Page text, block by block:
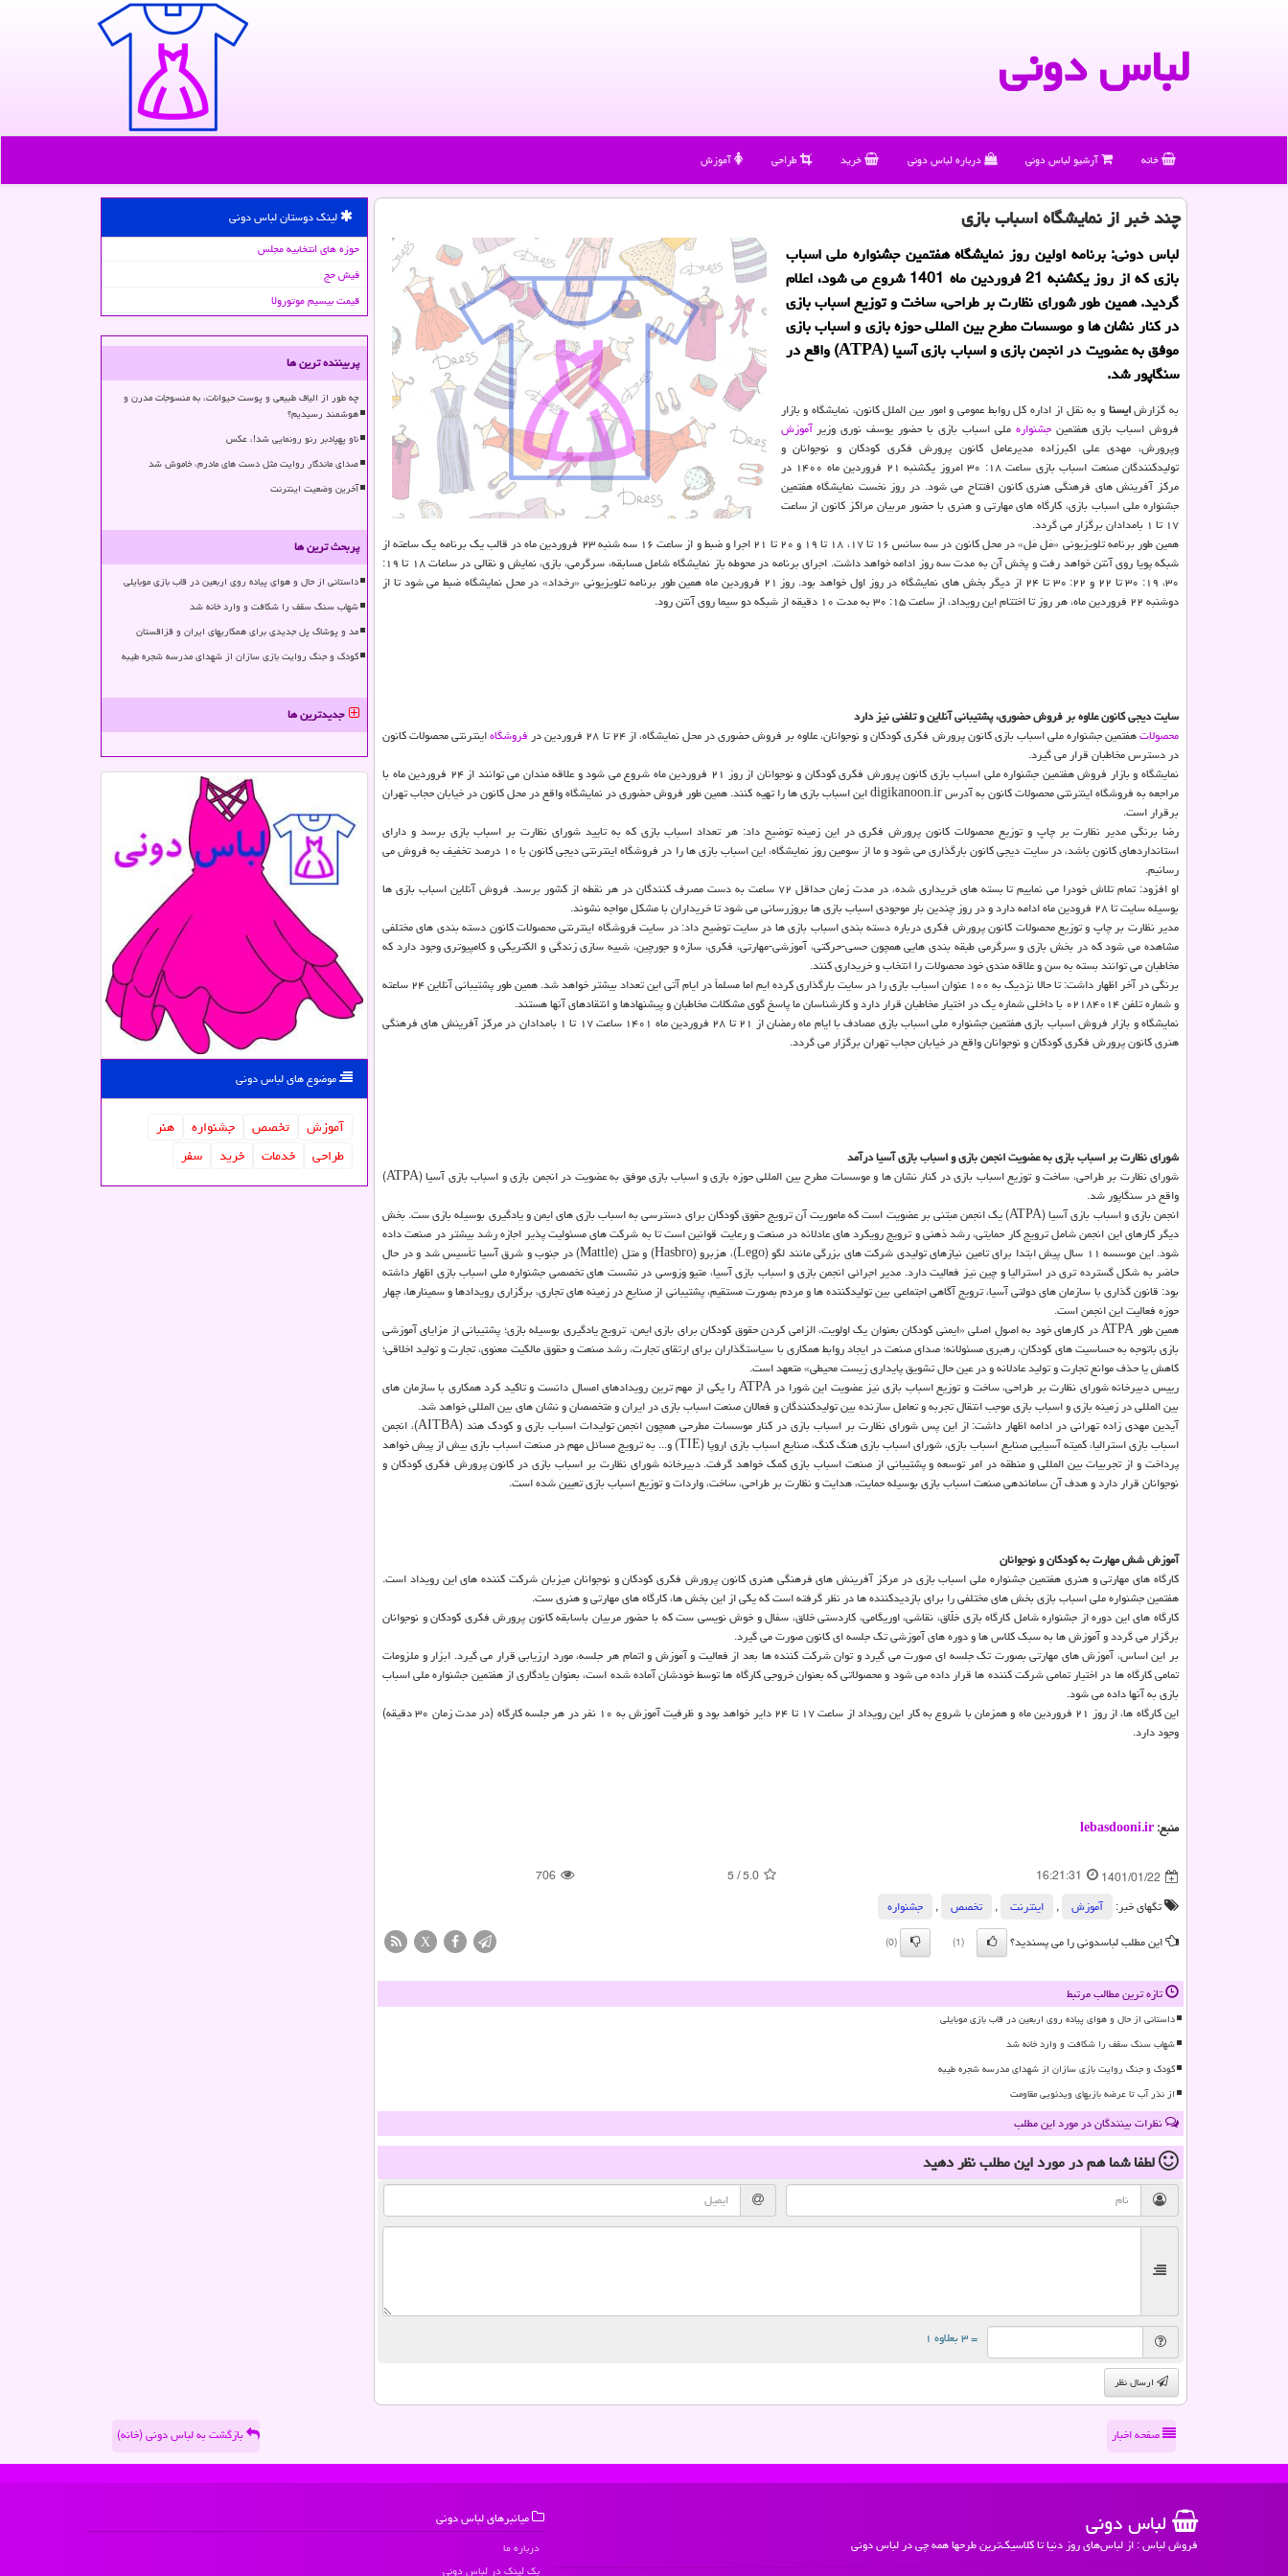
لباس دونی
خانه آرشیو لباس دونی درباره لباس دونی خرید طراحی آموزش
چند خبر از نمایشگاه اسباب بازی
لباس دونی: برنامه اولین روز نمایشگاه هفتمین جشنواره ملی اسباب
بازی که از روز یکشنبه 21 فروردین ماه 1401 شروع می شود، اعلام
گردید. همین طور شورای نظارت بر طراحی، ساخت و توزیع اسباب بازی
در کنار نشان ها و موسسات مطرح بین المللی حوزه بازی و اسباب بازی
موفق به عضویت در انجمن بازی و اسباب بازی آسیا (ATPA) واقع در
سنگاپور شد.
به گزارشایسناو به نقل از اداره کل روابط عمومی و امور بین الملل کانون، نمایشگاه و بازار
فروش اسباب بازی هفتمین جشنوارهملی اسباب بازی با حضور یوسف نوری وزیرآموزش
وپرورش، مهدی علی اکبرزاده مدیرعامل کانون پرورش فکری کودکان و نوجوانان و
تولیدکنندگان صنعت اسباب بازی ساعت ۱۸: ۳۰ امروز یکشنبه ۲۱ فروردین ماه ۱۴۰۰ در
مرکز آفرینش های فرهنگی هنری کانون افتتاح می شود. در روز نخست نمایشگاه هفتمین
جشنواره ملی اسباب بازی، کارگاه های مهارتی و هنری با حضور مربیان مراکز کانون از ساعت
۱۷ تا ۱ بامدادان برگزار می گردد.
همین طور برنامه تلویزیونی «مَل مَل» در محل کانون در سه سانس ۱۶ تا ۱۷، ۱۸ تا ۱۹ و ۲۰ تا ۲۱ اجرا و ضبط و از ساعت ۱۶ سه شنبه ۲۳ فروردین ماه در قالب یک برنامه یک ساعته از
شبکه پویا روی آنتن خواهد رفت و پخش آن به مدت سه روز ادامه خواهد داشت. اجرای برنامه در محوطه باز نمایشگاه شامل مسابقه، سرگرمی، بازی، نمایش و نقالی در ساعات ۱۸ تا ۱۹:
۳۰، ۱۹: ۳۰ تا ۲۲ و ۲۲: ۳۰ تا ۲۴ از دیگر بخش های نمایشگاه در روز اول خواهد بود. روز ۲۱ فروردین ماه همین طور برنامه تلویزیونی «رخداد» در محل نمایشگاه ضبط می شود تا از
دوشنبه ۲۲ فروردین ماه، هر روز تا اختتام این رویداد، از ساعت ۱۵: ۳۰ به مدت ۱۰ دقیقه از شبکه دو سیما روی آنتن رود.
سایت دیجی کانون علاوه بر فروش حضوری، پشتیبانی آنلاین و تلفنی نیز دارد
محصولاتهفتمین جشنواره ملی اسباب بازی کانون پرورش فکری کودکان و نوجوانان، علاوه بر فروش حضوری در محل نمایشگاه، از ۲۴ تا ۲۸ فروردین در فروشگاهاینترنتی محصولات کانون
در دسترس مخاطبان قرار می گیرد.
نمایشگاه و بازار فروش هفتمین جشنواره ملی اسباب بازی کانون پرورش فکری کودکان و نوجوانان از روز ۲۱ فروردین ماه شروع می شود و علاقه مندان می توانند از ۲۴ فروردین ماه با
مراجعه به فروشگاه اینترنتی محصولات کانون به آدرس digikanoon.ir این اسباب بازی ها را تهیه کنند. همین طور فروش حضوری در نمایشگاه واقع در محل کانون در خیابان حجاب تهران
برقرار است.
رضا برنگی مدیر نظارت بر چاپ و توزیع محصولات کانون پرورش فکری در این زمینه توضیح داد: هر تعداد اسباب بازی که به تایید شورای نظارت بر اسباب بازی برسد و دارای
استانداردهای کانون باشد، در سایت دیجی کانون بارگذاری می شود و ما از سومین روز نمایشگاه، این اسباب بازی ها را در فروشگاه اینترنتی دیجی کانون با ۱۰ درصد تخفیف به فروش می
رسانیم.
او افزود: تمام تلاش خودرا می نماییم تا بسته های خریداری شده، در مدت زمان حداقل ۷۲ ساعت به دست مصرف کنندگان در هر نقطه از کشور برسد. فروش آنلاین اسباب بازی ها
بوسیله سایت تا ۲۸ فرودین ماه ادامه دارد و در روز چندین بار موجودی اسباب بازی ها بروزرسانی می شود تا خریداران با مشکل مواجه نشوند.
مدیر نظارت بر چاپ و توزیع محصولات کانون پرورش فکری درباره دسته بندی اسباب بازی ها در سایت توضیح داد: در سایت فروشگاه اینترنتی محصولات کانون دسته بندی های مختلفی
مشاهده می شود که در بخش بازی و سرگرمی طبقه بندی هایی همچون حسی-حرکتی، آموزشی-مهارتی، فکری، سازه و جورچین، شبیه سازی زندگی و الکتریکی و کامپیوتری وجود دارد که
مخاطبان می توانند بسته به سن و علاقه مندی خود محصولات را انتخاب و خریداری کنند.
برنگی در آخر اظهار داشت: تا حالا نزدیک به ۱۰۰ عنوان اسباب بازی را در سایت بارگذاری کرده ایم اما مسلماً در ایام آتی این تعداد بیشتر خواهد شد. همین طور پشتیبانی آنلاین ۲۴ ساعته
و شماره تلفن ۰۲۱۸۴۰۱۴ با داخلی شماره یک در اختیار مخاطبان قرار دارد و کارشناسان ما پاسخ گوی مشکلات مخاطبان و پیشنهادها و انتقادهای آنها هستند.
نمایشگاه و بازار فروش اسباب بازی هفتمین جشنواره ملی اسباب بازی مصادف با ایام ماه رمضان از ۲۱ تا ۲۸ فروردین ماه ۱۴۰۱ ساعت ۱۷ تا ۱ بامدادان در مرکز آفرینش های فرهنگی
هنری کانون پرورش فکری کودکان و نوجوانان واقع در خیابان حجاب تهران برگزار می گردد.
شورای نظارت بر اسباب بازی به عضویت انجمن بازی و اسباب بازی آسیا درآمد
شورای نظارت بر طراحی، ساخت و توزیع اسباب بازی در کنار نشان ها و موسسات مطرح بین المللی حوزه بازی و اسباب بازی موفق به عضویت در انجمن بازی و اسباب بازی آسیا (ATPA)
واقع در سنگاپور شد.
انجمن بازی و اسباب بازی آسیا (ATPA) یک انجمن مبتنی بر عضویت است که ماموریت آن ترویج حقوق کودکان برای دسترسی به اسباب بازی های ایمن و یادگیری بوسیله بازی ست. بخش
دیگر کارهای این انجمن شامل ترویج کار حمایتی، رشد ذهنی و ترویج رویکرد های عادلانه در صنعت و رعایت قوانین است تا به شرکت های مسئولیت پذیر اجازه رشد بیشتر در صنعت داده
شود. این موسسه ۱۱ سال پیش ابتدا برای تامین نیازهای تولیدی شرکت های بزرگی مانند لگو (Lego)، هزبرو (Hasbro) و متل (Mattle) در جنوب و شرق آسیا تأسیس شد و در حال
حاضر به شکل گسترده تری در استرالیا و چین نیز فعالیت دارد. مدیر اجرائی انجمن بازی و اسباب بازی آسیا، متیو وزوسی در نشست های تخصصی جشنواره ملی اسباب بازی اظهار داشته
بود: قانون گذاری با سازمان های دولتی آسیا، ترویج آگاهی اجتماعی بین تولیدکننده ها و مردم بصورت مستقیم، پشتیبانی از صنایع در زمینه های تجاری، برگزاری رویدادها و سمینارها، چهار
حوزه فعالیت این انجمن است.
همین طور ATPA در کارهای خود به اصولِ اصلی «ایمنی کودکان بعنوان یک اولویت، الزامی کردن حقوق کودکان برای بازی ایمن، ترویج یادگیری بوسیله بازی؛ پشتیبانی از مزایای آموزشی
بازی باتوجه به حساسیت های کودکان، رهبری مسئولانه؛ صدای صنعت در ایجاد روابط همکاری با سیاستگذاران برای ارتقای تجارت، رشد صنعت و حقوق مالکیت معنوی، تجارت و تولید اخلاقی؛
کاهش یا حذف موانع تجارت و تولید عادلانه و در عین حال تشویق پایداری زیست محیطی» متعهد است.
رییس دبیرخانه شورای نظارت بر طراحی، ساخت و توزیع اسباب بازی نیز عضویت این شورا در ATPA را یکی از مهم ترین رویدادهای امسال دانست و تاکید کرد همکاری با سازمان های
بین المللی در زمینه بازی و اسباب بازی موجب انتقال تجربه و تعامل سازنده بین تولیدکنندگان و فعالان صنعت اسباب بازی در ایران و متخصصان و نشان های بین المللی خواهد شد.
آیدین مهدی زاده تهرانی در ادامه اظهار داشت: از این پس شورای نظارت بر اسباب بازی در کنار موسسات مطرحی همچون انجمن تولیدات اسباب بازی و کودک هند (AITBA)، انجمن
اسباب بازی استرالیا، کمیته آسیایی صنایع اسباب بازی، شورای اسباب بازی هنگ کنگ، صنایع اسباب بازی اروپا (TIE) و... به ترویج مسائل مهم در صنعت اسباب بازی بیش از پیش خواهد
پرداخت و از تجربیات بین المللی و منطقه در امر توسعه و پشتیبانی از صنعت اسباب بازی کمک خواهد گرفت. دبیرخانه شورای نظارت بر اسباب بازی در کانون پرورش فکری کودکان و
نوجوانان قرار دارد و هدف آن ساماندهی صنعت اسباب بازی بوسیله حمایت، هدایت و نظارت بر طراحی، ساخت، واردات و توزیع اسباب بازی تعیین شده است.
آموزش شش مهارت به کودکان و نوجوانان
کارگاه های مهارتی و هنری هفتمین جشنواره ملی اسباب بازی در مرکز آفرینش های فرهنگی هنری کانون پرورش فکری کودکان و نوجوانان میزبان شرکت کننده های این رویداد است.
هفتمین جشنواره ملی اسباب بازی بخش های مختلفی را برای بازدیدکننده ها در نظر گرفته است که یکی از این بخش ها، کارگاه های مهارتی و هنری ست.
کارگاه های این دوره از جشنواره شامل کارگاه بازی خلّاق، نقاشی، اوریگامی، کاردستی خلاق، سفال و خوش نویسی ست که با حضور مربیان باسابقه کانون پرورش فکری کودکان و نوجوانان
برگزار می گردد و آموزش ها به سبک کلاس ها و دوره های آموزشی تک جلسه ای کانون صورت می گیرد.
بر این اساس، آموزش های مهارتی بصورت تک جلسه ای صورت می گیرد و توان شرکت کننده ها بعد از فعالیت و آموزش و اتمام هر جلسه، مورد ارزیابی قرار می گیرد. ابزار و ملزومات
تمامی کارگاه ها در اختیار تمامی شرکت کننده ها قرار داده می شود و محصولاتی که بعنوان خروجی کارگاه ها توسط خودشان آماده شده است، بعنوان یادگاری از هفتمین جشنواره ملی اسباب
بازی به آنها داده می شود.
این کارگاه ها، از روز ۲۱ فروردین ماه و همزمان با شروع به کار این رویداد از ساعت ۱۷ تا ۲۴ دایر خواهد بود و ظرفیت آموزش به ۱۰ نفر در هر جلسه کارگاه (در مدت زمان ۳۰ دقیقه)
وجود دارد.
منبع:lebasdooni.ir
1401/01/22
16:21:31
5.0
/
5
706
تگهای خبر:
آموزش , اینترنت , تخصص ,
جشنواره
این مطلب لباسدونی را می پسندید؟
(1)
(0)
X
تازه ترین مطالب مرتبط
داستانی از حال و هوای پیاده روی اربعین در قاب بازی موبایلی
شهاب سنگ سقف را شکافت و وارد خانه شد
کودک و جنگ روایت بازی سازان از شهدای مدرسه شجره طیبه
از نذر آب تا عرضه بازیهای ویدئویی مقاومت
نظرات بینندگان در مورد این مطلب
لطفا شما همدر مورد این مطلبنظر دهید
= ۳ بعلاوه ۱
ارسال نظر
لینک دوستان لباس دونی
حوزه های انتخابیه مجلس
فیش حج
قیمت بیسیم موتورولا
پربیننده ترین ها
چه طور از الیاف طبیعی و پوست حیوانات، به منسوجات مدرن و
هوشمند رسیدیم؟
ناو پهپادبر رنو رونمایی شد!، عکس
صدای ماندگار روایت مثل دست های مادرم، خاموش شد
آخرین وضعیت اینترنت
پربحث ترین ها
داستانی از حال و هوای پیاده روی اربعین در قاب بازی موبایلی
شهاب سنگ سقف را شکافت و وارد خانه شد
مد و پوشاک پل جدیدی برای همکاریهای ایران و قزاقستان
کودک و جنگ روایت بازی سازان از شهدای مدرسه شجره طیبه
جدیدترین ها
موضوع های لباس دونی
آموزش تخصص جشنواره
هنر
طراحی
خدمات خرید سفر
صفحه اخبار بازگشت به لباس دونی (خانه)
لباس دونی
فروش لباس : از لباس‌های روز دنیا تا کلاسیک‌ترین طرحها همه چی در لباس دونی
میانبرهای لباس دونی
درباره ما
بک لینک در لباس دونی